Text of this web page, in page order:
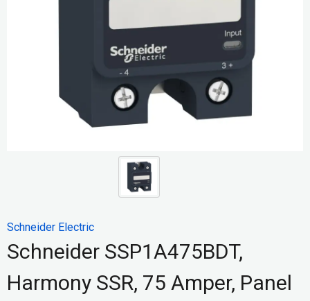
Schneider Electric
Schneider SSP1A475BDT,
Harmony SSR, 75 Amper, Panel